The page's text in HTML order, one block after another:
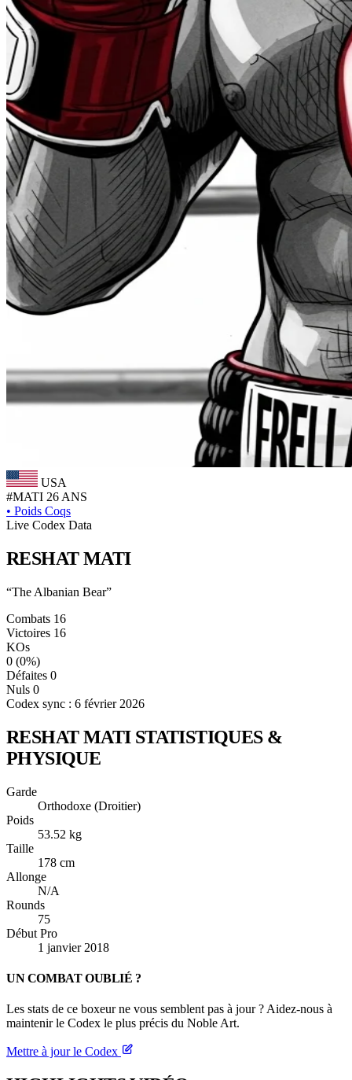
USA
#MATI 26 ANS
• Poids Coqs
Live Codex Data
RESHATMATI
“The Albanian Bear”
Combats 16
Victoires 16
KOs
0 (0%)
Défaites 0
Nuls 0
Codex sync : 6 février 2026
RESHAT MATI STATISTIQUES &
PHYSIQUE
Garde
Orthodoxe (Droitier)
Poids
53.52 kg
Taille
178 cm
Allonge
N/A
Rounds
75
Début Pro
1 janvier 2018
UN COMBAT OUBLIÉ ?
Les stats de ce boxeur ne vous semblent pas à jour ? Aidez-nous à
maintenir le Codex le plus précis du Noble Art.
Mettre à jour le Codex